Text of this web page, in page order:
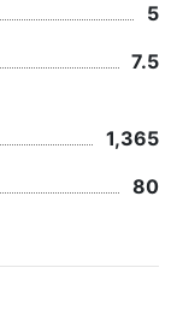
5
7.5
1,365
80